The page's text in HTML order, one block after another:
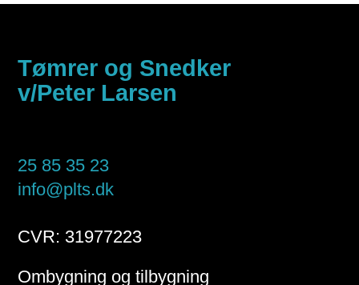
Tømrer og Snedker
v/Peter Larsen
25 85 35 23
info@plts.dk
CVR: 31977223
Ombygning og tilbygning